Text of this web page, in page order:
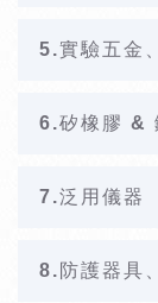
5.實驗五金
6.矽橡膠 &
7.泛用儀器
8.防護器具